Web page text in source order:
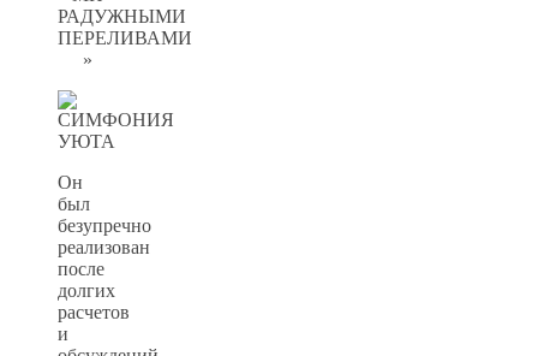
РАДУЖНЫМИ
ПЕРЕЛИВАМИ
»
Он
был
безупречно
реализован
после
долгих
расчетов
и